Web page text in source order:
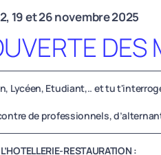
19 et 26 novembre 2025
DES
Lycéen, Etudiant,.. et tu
de professionnels,
RESTAURATION :